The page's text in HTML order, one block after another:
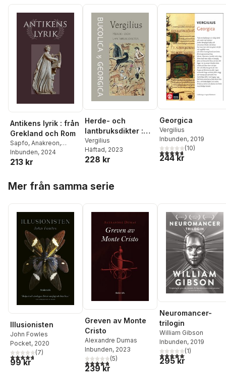
Antikens lyrik : från
Grekland och Rom
Sapfo, Anakreon,
Pindaros, Vergilius
Horatius
Inbunden, 2024
213 kr
Herde- och
lantbruksdikter :
Bucolica &
Georgica
Vergilius
Häftad, 2023
228 kr
Georgica
Vergilius
Inbunden, 2019
4,7utav 5 stjärnor.
(10)
244 kr
Mer från samma serie
Illusionisten
John Fowles
Pocket, 2020
4,7utav 5 stjärnor. Totalt antal röster:
(7)
99 kr
Greven av Monte
Cristo
Alexandre Dumas
Inbunden, 2023
4,8utav 5 stjärnor. Totalt antal röster:
(5)
239 kr
Neuromancer-
trilogin
William Gibson
Inbunden, 2019
5,0utav 5 stjärnor.
(1)
295 kr